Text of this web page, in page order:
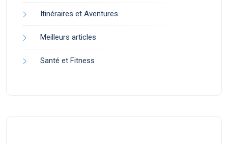
Itinéraires et Aventures
Meilleurs articles
Santé et Fitness